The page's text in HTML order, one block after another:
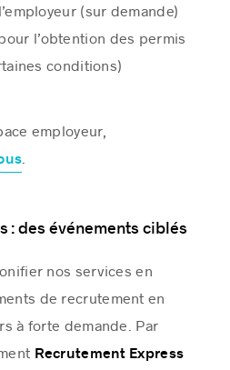
(sur demande)
l’obtention des permis
conditions)
employeur,
.
: des événements ciblés
nos services en
de recrutement en
à forte demande. Par
Recrutement Express